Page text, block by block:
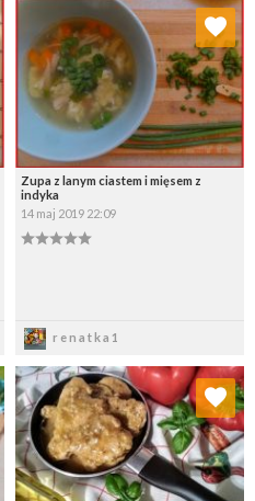
Zupa z lanym ciastem i mięsem z
indyka
14 maj 2019 22:09
renatka1
Dodaj do ulubionych
Wybierz listę:
Dodaj do ulubionych
Wybierz listę: